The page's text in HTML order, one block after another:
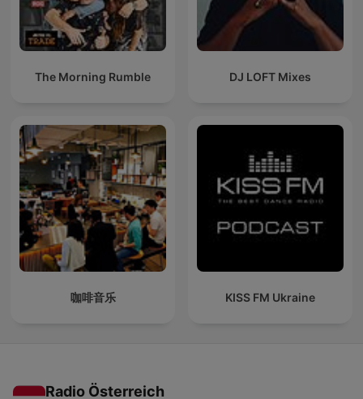
The Morning Rumble DJ LOFT Mixes
咖啡音乐 KISS FM Ukraine
Radio Österreich